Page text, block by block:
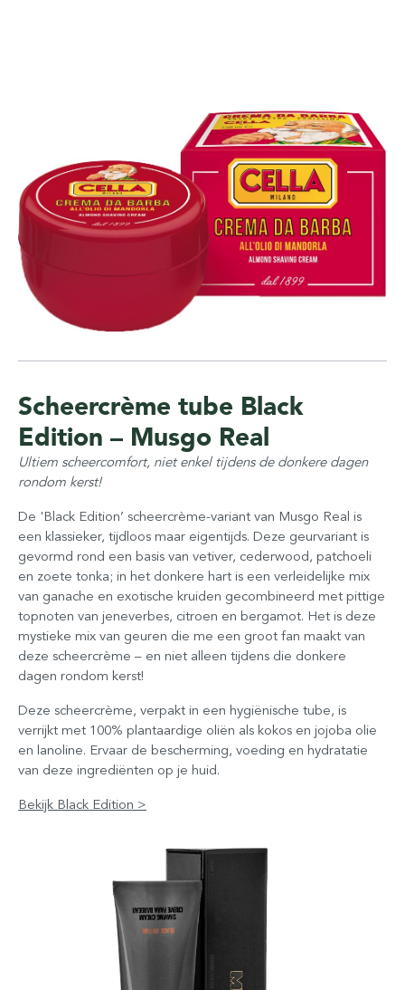
Scheercrème tube Black
Edition – Musgo Real
Ultiem scheercomfort, niet enkel tijdens de donkere dagen
rondom kerst!
De 'Black Edition’ scheercrème-variant van Musgo Real is
een klassieker, tijdloos maar eigentijds. Deze geurvariant is
gevormd rond een basis van vetiver, cederwood, patchoeli
en zoete tonka; in het donkere hart is een verleidelijke mix
van ganache en exotische kruiden gecombineerd met pittige
topnoten van jeneverbes, citroen en bergamot. Het is deze
mystieke mix van geuren die me een groot fan maakt van
deze scheercrème – en niet alleen tijdens die donkere
dagen rondom kerst!
Deze scheercrème, verpakt in een hygiënische tube, is
verrijkt met 100% plantaardige oliën als kokos en jojoba olie
en lanoline. Ervaar de bescherming, voeding en hydratatie
van deze ingrediënten op je huid.
Bekijk Black Edition >